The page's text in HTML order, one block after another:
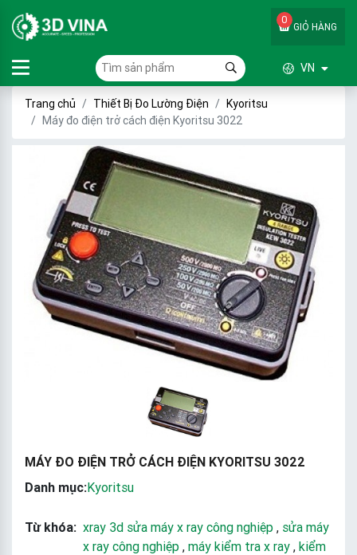
GIỎ HÀNG
0
VN
Trang chủ Thiết Bị Đo Lường Điện
Kyoritsu
Máy đo điện trở cách điện Kyoritsu 3022
MÁY ĐO ĐIỆN TRỞ CÁCH ĐIỆN KYORITSU 3022
Danh mục:Kyoritsu
Từ khóa: xray 3d sửa máy x ray công nghiệp , sửa máy
x ray công nghiệp , máy kiểm tra x ray , kiểm